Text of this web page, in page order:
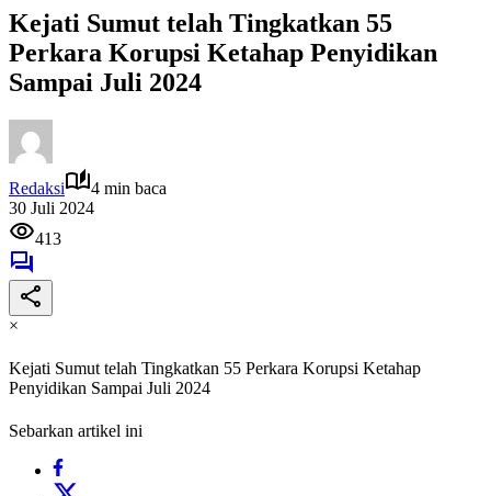
Kejati Sumut telah Tingkatkan 55
Perkara Korupsi Ketahap Penyidikan
Sampai Juli 2024
Redaksi
4 min baca
30 Juli 2024
413
×
Kejati Sumut telah Tingkatkan 55 Perkara Korupsi Ketahap
Penyidikan Sampai Juli 2024
Sebarkan artikel ini